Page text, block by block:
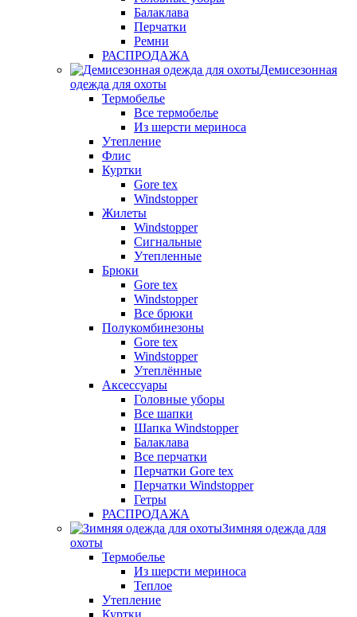
Балаклава
Перчатки
Ремни
РАСПРОДАЖА
Демисезонная
одежда для охоты
Термобелье
Все термобелье
Из шерсти мериноса
Утепление
Флис
Куртки
Gore tex
Windstopper
Жилеты
Windstopper
Сигнальные
Утепленные
Брюки
Gore tex
Windstopper
Все брюки
Полукомбинезоны
Gore tex
Windstopper
Утеплённые
Аксессуары
Головные уборы
Все шапки
Шапка Windstopper
Балаклава
Все перчатки
Перчатки Gore tex
Перчатки Windstopper
Гетры
РАСПРОДАЖА
Зимняя одежда для
охоты
Термобелье
Из шерсти мериноса
Теплое
Утепление
Куртки